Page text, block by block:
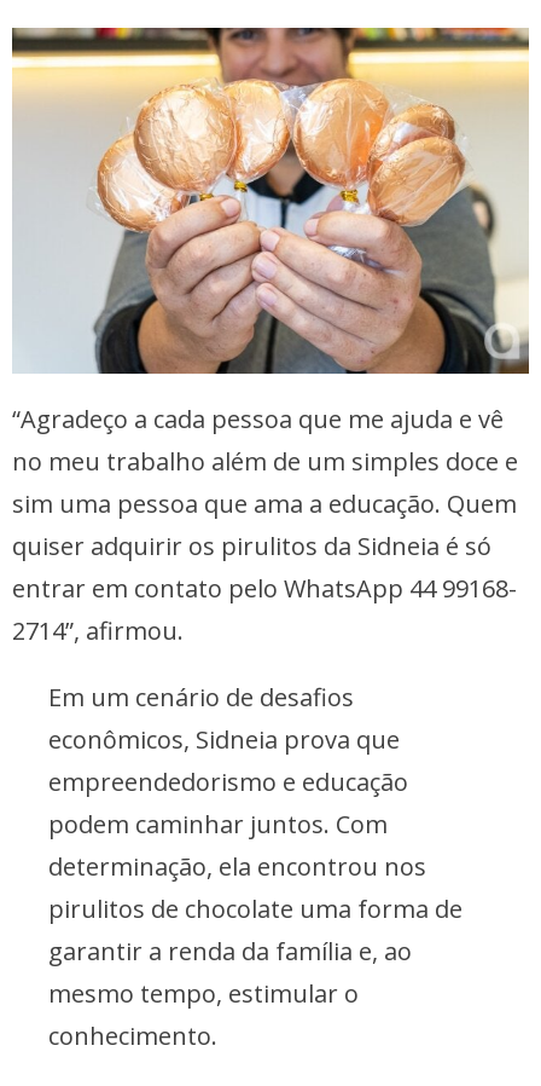
“Agradeço a cada pessoa que me ajuda e vê
no meu trabalho além de um simples doce e
sim uma pessoa que ama a educação. Quem
quiser adquirir os pirulitos da Sidneia é só
entrar em contato pelo WhatsApp 44 99168-
2714”, afirmou.
Em um cenário de desafios
econômicos, Sidneia prova que
empreendedorismo e educação
podem caminhar juntos. Com
determinação, ela encontrou nos
pirulitos de chocolate uma forma de
garantir a renda da família e, ao
mesmo tempo, estimular o
conhecimento.